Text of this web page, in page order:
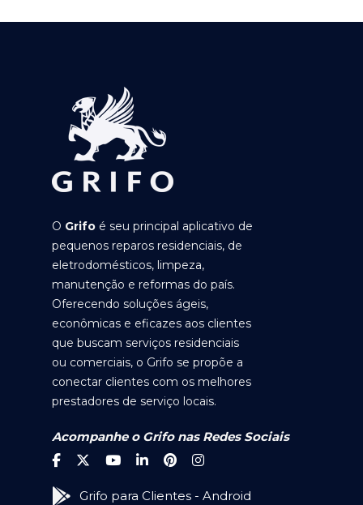
O Grifo é seu principal aplicativo de
pequenos reparos residenciais, de
eletrodomésticos, limpeza,
manutenção e reformas do país.
Oferecendo soluções ágeis,
econômicas e eficazes aos clientes
que buscam serviços residenciais
ou comerciais, o Grifo se propõe a
conectar clientes com os melhores
prestadores de serviço locais.
Acompanhe o Grifo nas Redes Sociais
Grifo para Clientes - Android